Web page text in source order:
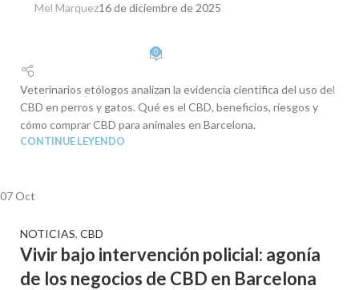
Mel Marquez16 de diciembre de 2025
0
Veterinarios etólogos analizan la evidencia científica del uso del
CBD en perros y gatos. Qué es el CBD, beneficios, riesgos y
cómo comprar CBD para animales en Barcelona.
CONTINUE LEYENDO
07Oct
NOTICIAS, CBD
Vivir bajo intervención policial: agonía
de los negocios de CBD en Barcelona